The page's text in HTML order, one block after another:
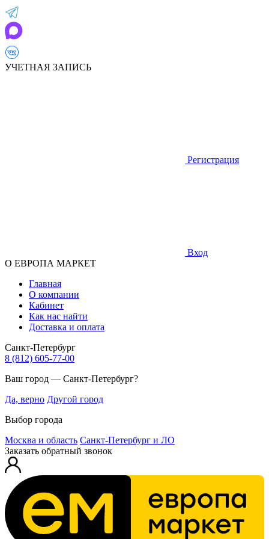
УЧЕТНАЯ ЗАПИСЬ
Регистрация
Вход
О ЕВРОПА МАРКЕТ
Главная
О компании
Кабинет
Как нас найти
Доставка и оплата
Санкт-Петербург
8 (812) 605-77-00
Ваш город — Санкт-Петербург?
Да, верно Другой город
Выбор города
Москва и область Санкт-Петербург и ЛО
Заказать обратный звонок